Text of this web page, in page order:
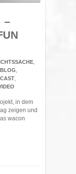
–
BLOG
in dem
zeigen und
wacon